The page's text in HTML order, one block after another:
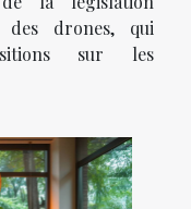
des drones, qui
sur les